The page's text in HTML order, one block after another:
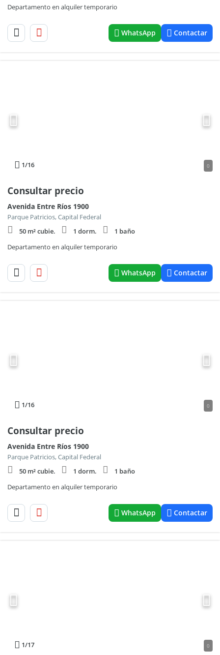
Departamento en alquiler temporario
WhatsApp Contactar
1/16 0
Consultar precio
Avenida Entre Ríos 1900
Parque Patricios, Capital Federal
50 m² cubie.
1 dorm.
1 baño
Departamento en alquiler temporario
WhatsApp Contactar
1/16 0
Consultar precio
Avenida Entre Ríos 1900
Parque Patricios, Capital Federal
50 m² cubie.
1 dorm.
1 baño
Departamento en alquiler temporario
WhatsApp Contactar
1/17 0